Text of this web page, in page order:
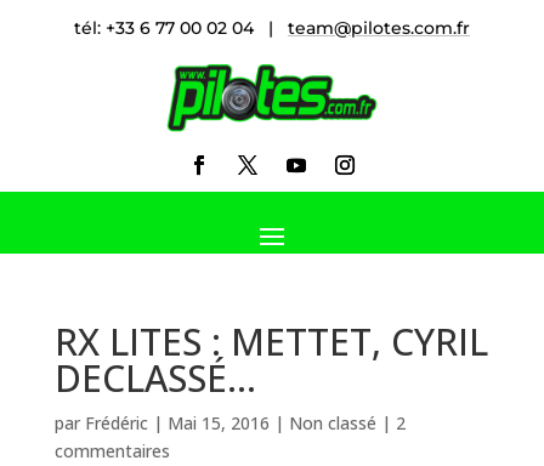
tél: +33 6 77 00 02 04 | team@pilotes.com.fr
RX LITES : METTET, CYRIL
DECLASSÉ…
par Frédéric| Mai 15, 2016 | Non classé | 2
commentaires